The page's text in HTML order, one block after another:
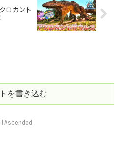
ロカント
を書き込む